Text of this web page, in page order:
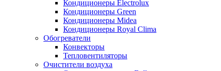
Кондиционеры Electrolux
Кондиционеры Green
Кондиционеры Midea
Кондиционеры Royal Clima
Обогреватели
Конвекторы
Тепловентиляторы
Очистители воздуха